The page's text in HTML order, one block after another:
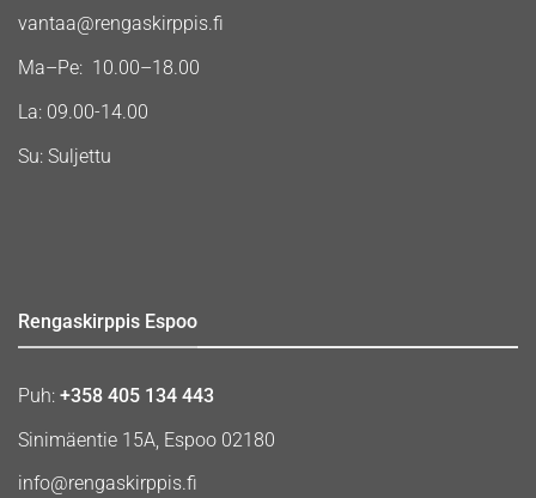
vantaa@rengaskirppis.fi
Ma–Pe: 10.00–18.00
La: 09.00-14.00
Su: Suljettu
Rengaskirppis Espoo
Puh: +358 405 134 443
Sinimäentie 15A, Espoo 02180
info@rengaskirppis.fi